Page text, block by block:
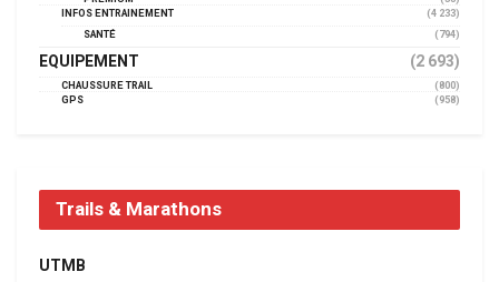
INFOS ENTRAINEMENT
(4 233)
SANTÉ
(794)
EQUIPEMENT (2 693)
CHAUSSURE TRAIL
(800)
GPS
(958)
Trails & Marathons
UTMB